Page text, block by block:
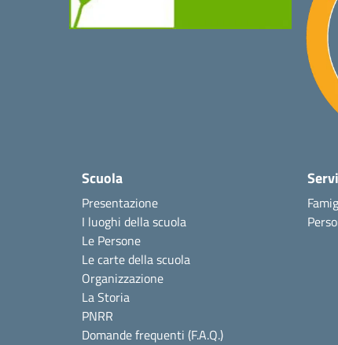
Scuola
Presentazione
I luoghi della scuola
Le Persone
Le carte della scuola
Organizzazione
La Storia
PNRR
Domande frequenti (F.A.Q.)